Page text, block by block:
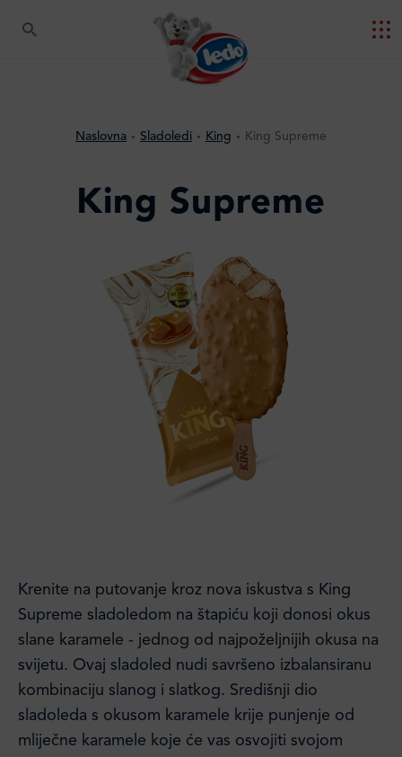
Naslovna Sladoledi King King Supreme
King Supreme
Krenite na putovanje kroz nova iskustva s King
Supreme sladoledom na štapiću koji donosi okus
slane karamele - jednog od najpoželjnijih okusa na
svijetu. Ovaj sladoled nudi savršeno izbalansiranu
kombinaciju slanog i slatkog. Središnji dio
sladoleda s okusom karamele krije punjenje od
mliječne karamele koje će vas osvojiti svojom